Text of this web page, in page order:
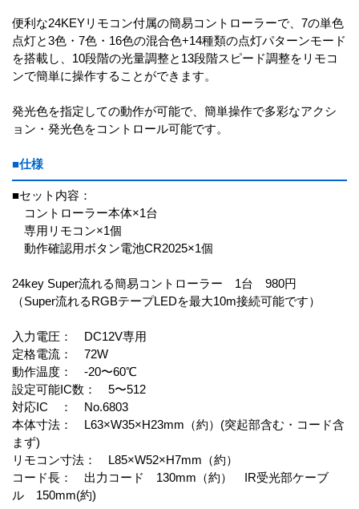
便利な24KEYリモコン付属の簡易コントローラーで、7の単色
点灯と3色・7色・16色の混合色+14種類の点灯パターンモード
を搭載し、10段階の光量調整と13段階スピード調整をリモコ
ンで簡単に操作することができます。
発光色を指定しての動作が可能で、簡単操作で多彩なアクシ
ョン・発光色をコントロール可能です。
■仕様
■セット内容：
コントローラー本体×1台
専用リモコン×1個
動作確認用ボタン電池CR2025×1個
24key Super流れる簡易コントローラー 1台 980円
（Super流れるRGBテープLEDを最大10m接続可能です）
入力電圧： DC12V専用
定格電流： 72W
動作温度： -20〜60℃
設定可能IC数： 5〜512
対応IC ： No.6803
本体寸法： L63×W35×H23mm（約）(突起部含む・コード含
まず)
リモコン寸法： L85×W52×H7mm（約）
コード長： 出力コード 130mm（約） IR受光部ケーブ
ル 150mm(約)